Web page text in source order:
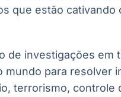
que estão cativando
de investigações em
mundo para resolver
terrorismo, controle